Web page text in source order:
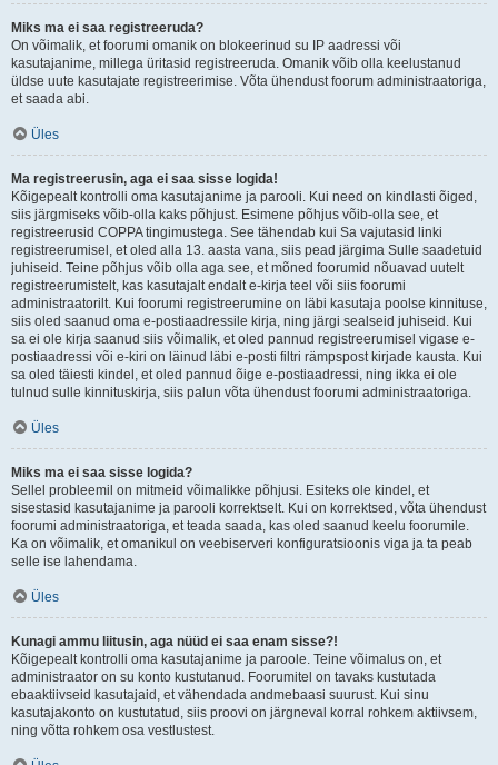
Miks ma ei saa registreeruda?
On võimalik, et foorumi omanik on blokeerinud su IP aadressi või
kasutajanime, millega üritasid registreeruda. Omanik võib olla keelustanud
üldse uute kasutajate registreerimise. Võta ühendust foorum administraatoriga,
et saada abi.
Üles
Ma registreerusin, aga ei saa sisse logida!
Kõigepealt kontrolli oma kasutajanime ja parooli. Kui need on kindlasti õiged,
siis järgmiseks võib-olla kaks põhjust. Esimene põhjus võib-olla see, et
registreerusid COPPA tingimustega. See tähendab kui Sa vajutasid linki
registreerumisel, et oled alla 13. aasta vana, siis pead järgima Sulle saadetuid
juhiseid. Teine põhjus võib olla aga see, et mõned foorumid nõuavad uutelt
registreerumistelt, kas kasutajalt endalt e-kirja teel või siis foorumi
administraatorilt. Kui foorumi registreerumine on läbi kasutaja poolse kinnituse,
siis oled saanud oma e-postiaadressile kirja, ning järgi sealseid juhiseid. Kui
sa ei ole kirja saanud siis võimalik, et oled pannud registreerumisel vigase e-
postiaadressi või e-kiri on läinud läbi e-posti filtri rämpspost kirjade kausta. Kui
sa oled täiesti kindel, et oled pannud õige e-postiaadressi, ning ikka ei ole
tulnud sulle kinnituskirja, siis palun võta ühendust foorumi administraatoriga.
Üles
Miks ma ei saa sisse logida?
Sellel probleemil on mitmeid võimalikke põhjusi. Esiteks ole kindel, et
sisestasid kasutajanime ja parooli korrektselt. Kui on korrektsed, võta ühendust
foorumi administraatoriga, et teada saada, kas oled saanud keelu foorumile.
Ka on võimalik, et omanikul on veebiserveri konfiguratsioonis viga ja ta peab
selle ise lahendama.
Üles
Kunagi ammu liitusin, aga nüüd ei saa enam sisse?!
Kõigepealt kontrolli oma kasutajanime ja paroole. Teine võimalus on, et
administraator on su konto kustutanud. Foorumitel on tavaks kustutada
ebaaktiivseid kasutajaid, et vähendada andmebaasi suurust. Kui sinu
kasutajakonto on kustutatud, siis proovi on järgneval korral rohkem aktiivsem,
ning võtta rohkem osa vestlustest.